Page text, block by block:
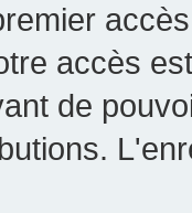
accès
de